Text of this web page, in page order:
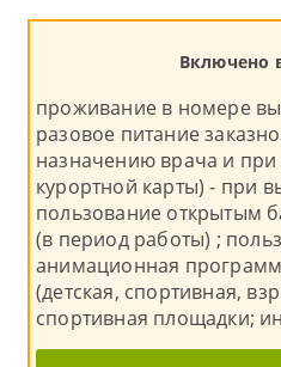
Включено
проживание в номере
разовое питание
назначению врача и
курортной карты) - при
пользование открытым
(в период работы) ;
анимационная
(детская, спортивная,
спортивная площадки;